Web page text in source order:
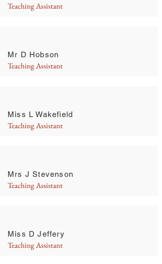
Teaching Assistant
Mr D Hobson
Teaching Assistant
Miss L Wakefield
Teaching Assistant
Mrs J Stevenson
Teaching Assistant
Miss D Jeffery
Teaching Assistant